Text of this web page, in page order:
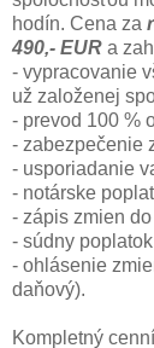
hodín. Cena za
490,- EUR a
- vypracovanie
už založenej
- prevod 100 %
- zabezpečenie
- usporiadanie
- notárske
- zápis zmien
- súdny poplatok
- ohlásenie
daňový).
Kompletný